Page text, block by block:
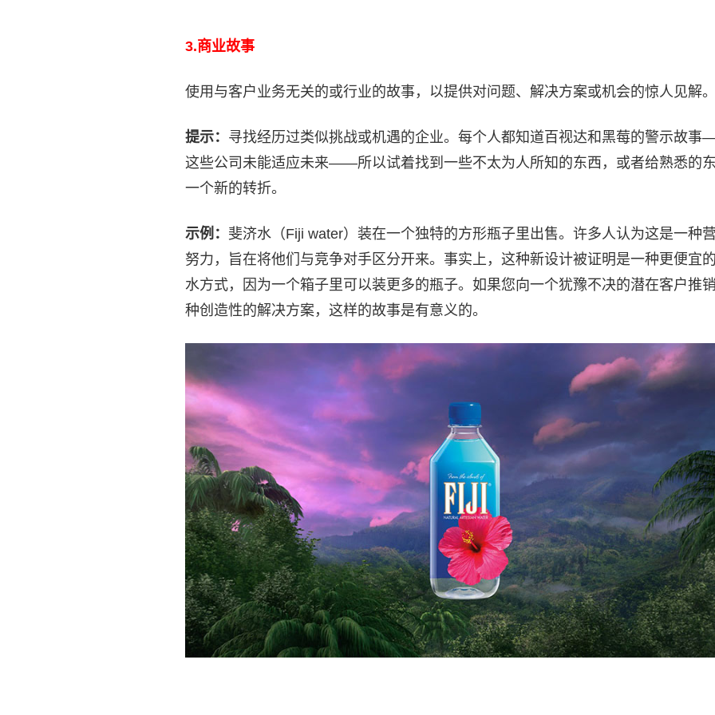
3.商业故事
使用与客户业务无关的或行业的故事，以提供对问题、解决方案或机会的惊人见解。
提示： 寻找经历过类似挑战或机遇的企业。每个人都知道百视达和黑莓的警示故
这些公司未能适应未来——所以试着找到一些不太为人所知的东西，或者给熟悉的
一个新的转折。
示例： 斐济水（Fiji water）装在一个独特的方形瓶子里出售。许多人认为这是一种
努力，旨在将他们与竞争对手区分开来。事实上，这种新设计被证明是一种更便宜
水方式，因为一个箱子里可以装更多的瓶子。如果您向一个犹豫不决的潜在客户推
种创造性的解决方案，这样的故事是有意义的。